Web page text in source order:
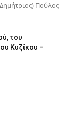
Πούλος
του
Κυζίκου –